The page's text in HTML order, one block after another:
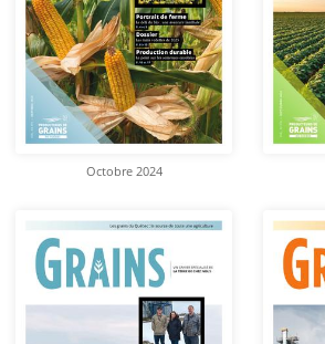
Octobre 2024